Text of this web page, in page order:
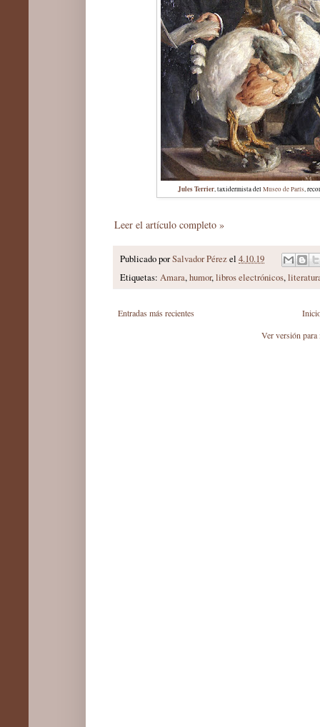
Jules Terrier, taxidermista delMuseo de París,
Leer el artículo completo »
Publicado porSalvador Pérezel 4.10.19
Etiquetas: Amara,humor,libros electrónicos,
Entradas más recientes
Ver versión para